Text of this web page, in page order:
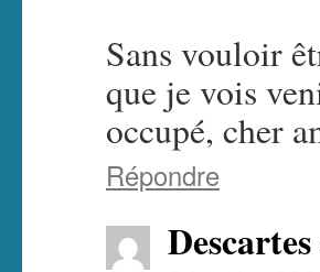
Sans vouloir
que je vois
occupé, cher
Répondre
Descartes